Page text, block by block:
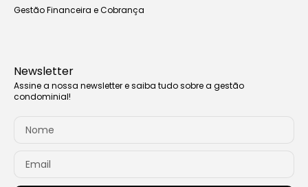
Gestão Financeira e Cobrança
Newsletter
Assine a nossa newsletter e saiba tudo sobre a gestão
condominial!